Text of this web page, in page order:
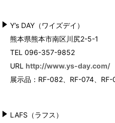
Y’s DAY（ワイズデイ）
熊本県熊本市南区川尻2-5-1
TEL 096-357-9852
URL http://www.ys-day.com/
展示品：RF-082 、RF-074、
LAFS（ラフス）